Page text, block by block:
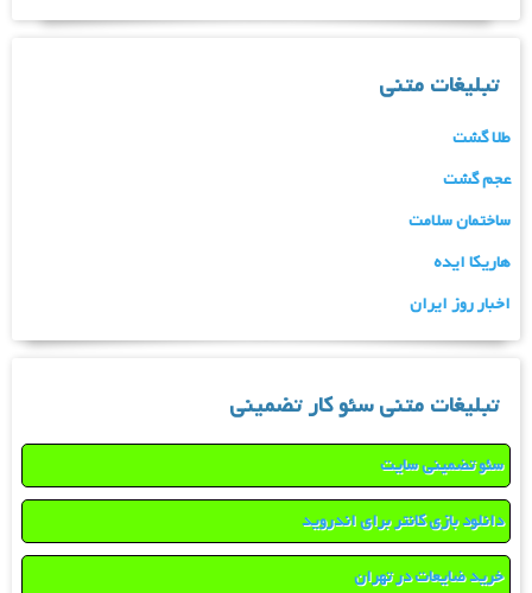
تبلیغات متنی
طلا گشت
عجم گشت
ساختمان سلامت
هاریکا ایده
اخبار روز ایران
تبلیغات متنی سئو کار تضمینی
سئو تضمینی سایت
دانلود بازی کانتر برای اندروید
خرید ضایعات در تهران